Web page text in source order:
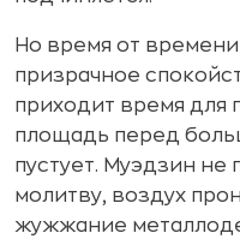
Но время от
призрачное
приходит время для
площадь перед
пустует. Муэдзин не
молитву, воздух
жужжание